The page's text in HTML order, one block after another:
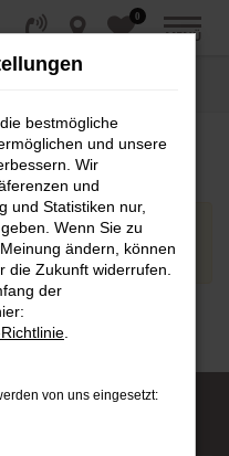
0
MENÜ
leider keine Einträge
bestmögliche
und unsere
Wir
und
und Statistiken nur,
Wenn Sie zu
ändern, können
die Zukunft widerrufen.
der
von uns eingesetzt: